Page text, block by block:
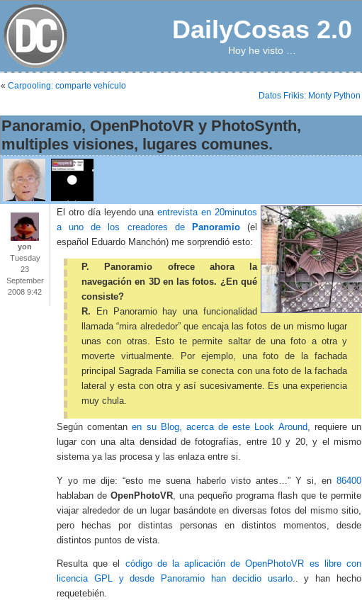
DailyCosas 2.0
Hoy he visto …
« Carpooling: comparte vehículo
Datos Frikis: Monty Python
Panoramio, OpenPhotoVR y PhotoSynth,
multiples visiones, lugares comunes.
yon
Tuesday
23
September
2008 9:42
El otro día leyendo unaentrevista en 20minutos
a uno de los creadores de
Panoramio(el
español Eduardo Manchón) me sorprendió esto:
P. Panoramio ofrece ahora la
navegación en 3D en las fotos. ¿En qué
consiste?
R.
En Panoramio hay una funcionalidad
llamada “mira alrededor” que encaja las fotos de un mismo lugar
unas con otras. Esto te permite saltar de una foto a otra y
moverte virtualmente. Por ejemplo, una foto de la fachada
principal Sagrada Familia se conecta con una foto de la fachada
lateral y esta con otra y así sucesivamente. Es una experiencia
muy chula.
Según comentanen su Blog, acerca de este Look Around, requiere un
lugar con una alta densidad de fotografías, entre 10 y 20, y el mismo
sistema ya las procesa y las enlaza entre si.
Y yo me dije: “esto me suena haberlo visto antes…” Y si, en 86400
hablaban de OpenPhotoVR , una pequeño programa flash que te permite
viajar alrededor de un lugar basándote en diversas fotos del mismo sitio,
pero hechas por distintas personas en distintos momentos, desde
distintos puntos de vista.
Resulta que el código de la aplicación de OpenPhotoVR es libre con
licencia GPL y desde Panoramio han decidio usarlo.. y han hecho
requetebién.